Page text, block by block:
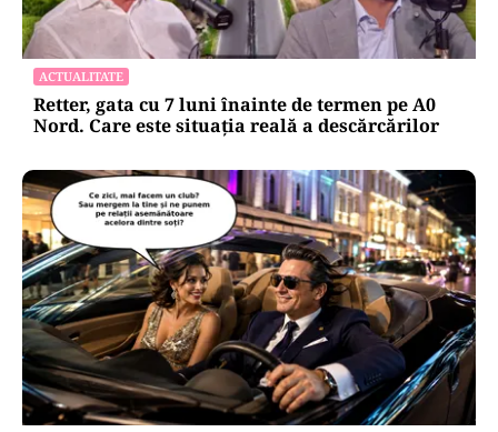
ACTUALITATE
Retter, gata cu 7 luni înainte de termen pe A0
Nord. Care este situația reală a descărcărilor